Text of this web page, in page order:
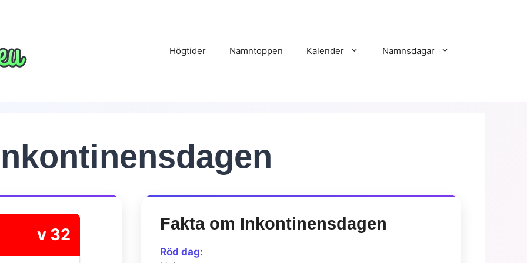
Högtider Namntoppen Kalender Namnsdagar
v 32
Fakta om Inkontinensdagen
Röd dag: